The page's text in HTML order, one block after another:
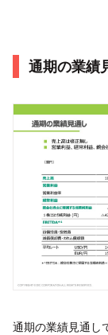
通期の業績
通期の業績見通し